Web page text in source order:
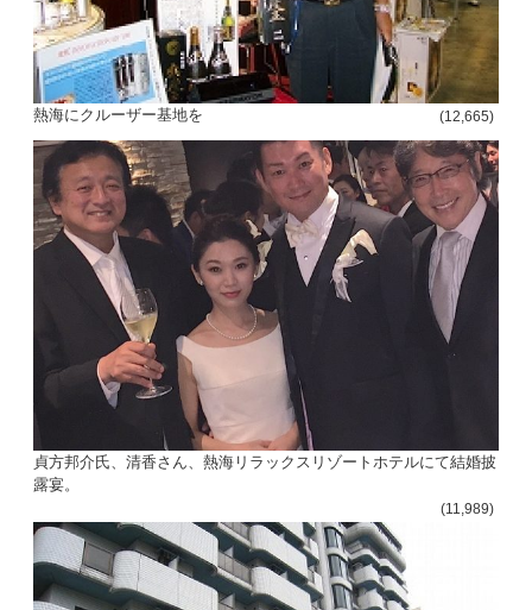
熱海にクルーザー基地を (12,665)
貞方邦介氏、清香さん、熱海リラックスリゾートホテルにて結婚披
露宴。
(11,989)